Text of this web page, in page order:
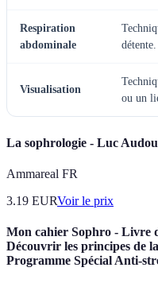
Respiration
abdominale
détente.
Visualisation
ou un
La sophrologie - Luc
Ammareal FR
3.19 EURVoir le prix
Mon cahier Sophro - Livre
Découvrir les principes de
Programme Spécial Anti-